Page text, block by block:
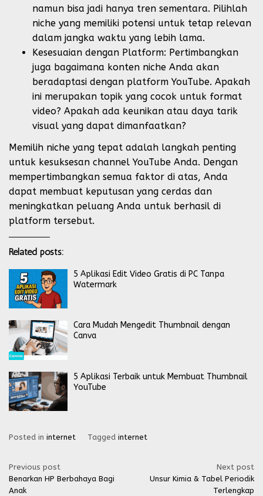
namun bisa jadi hanya tren sementara. Pilihlah
niche yang memiliki potensi untuk tetap relevan
dalam jangka waktu yang lebih lama.
Kesesuaian dengan Platform: Pertimbangkan
juga bagaimana konten niche Anda akan
beradaptasi dengan platform YouTube. Apakah
ini merupakan topik yang cocok untuk format
video? Apakah ada keunikan atau daya tarik
visual yang dapat dimanfaatkan?
Memilih niche yang tepat adalah langkah penting
untuk kesuksesan channel YouTube Anda. Dengan
mempertimbangkan semua faktor di atas, Anda
dapat membuat keputusan yang cerdas dan
meningkatkan peluang Anda untuk berhasil di
platform tersebut.
Related posts:
5 Aplikasi Edit Video Gratis di PC Tanpa
Watermark
Cara Mudah Mengedit Thumbnail dengan
Canva
5 Aplikasi Terbaik untuk Membuat Thumbnail
YouTube
Posted in internet Tagged internet
Post
navigation
Previous post
Benarkan HP Berbahaya Bagi
Anak
Next post
Unsur Kimia & Tabel Periodik
Terlengkap